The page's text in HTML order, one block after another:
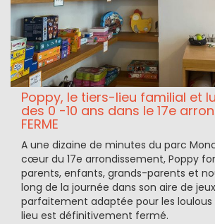
Poppy, le tiers-lieu familial et
des 0 -10 ans dans le 17e
FERME
A une dizaine de minutes du parc
cœur du 17e arrondissement, Poppy
parents, enfants, grands-parents et
long de la journée dans son aire de
parfaitement adaptée pour les loulous
lieu est définitivement fermé.